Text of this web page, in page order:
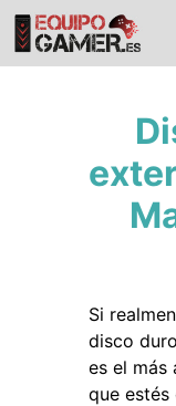
Saltar
contenido
Si
disco
es el más
que